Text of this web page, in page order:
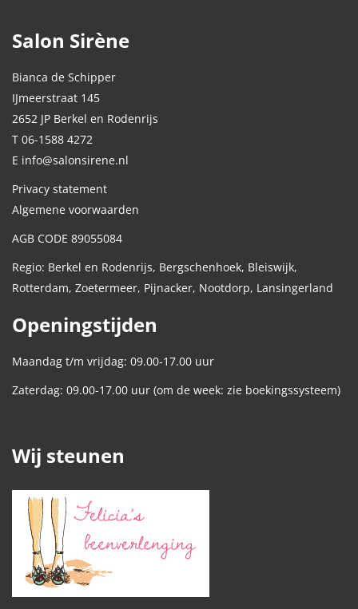
Salon Sirène
Bianca de Schipper
IJmeerstraat 145
2652 JP Berkel en Rodenrijs
T 06-1588 4272
E info@salonsirene.nl
Privacy statement
Algemene voorwaarden
AGB CODE 89055084
Regio: Berkel en Rodenrijs, Bergschenhoek, Bleiswijk,
Rotterdam, Zoetermeer, Pijnacker, Nootdorp, Lansingerland
Openingstijden
Maandag t/m vrijdag: 09.00-17.00 uur
Zaterdag: 09.00-17.00 uur (om de week: zie boekingssysteem)
Wij steunen